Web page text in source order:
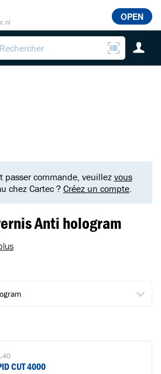
passer commande, veuillez vous
chez Cartec ? Créez un compte.
Anti hologram
CUT 4000
OPEN